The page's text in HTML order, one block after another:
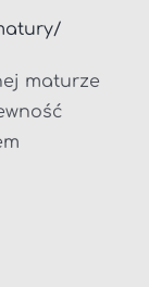
maturze